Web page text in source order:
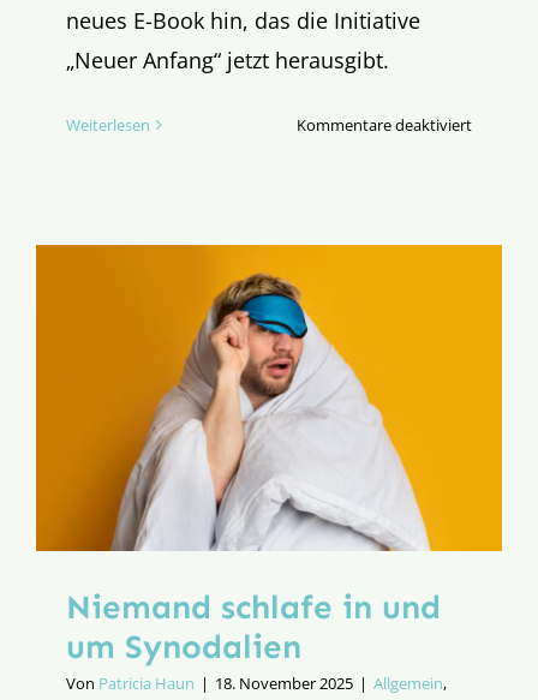
neues E-Book hin, das die Initiative
„Neuer Anfang“ jetzt herausgibt.
Weiterlesen Kommentare deaktiviertfür
Niemand schlafe in und
um Synodalien
Von Patricia Haun | 18. November 2025 | Allgemein,